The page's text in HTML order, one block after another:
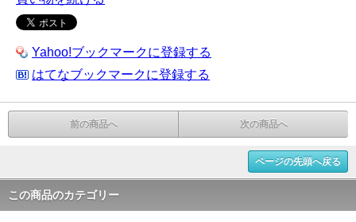
Yahoo!ブックマークに登録する
はてなブックマークに登録する
前の商品へ 次の商品へ
ページの先頭へ戻る
この商品のカテゴリー